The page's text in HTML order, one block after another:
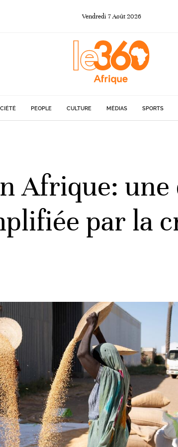
Vendredi 7Août 2026
PEOPLE CULTURE MÉDIAS SPORTS
Afrique: une
par la